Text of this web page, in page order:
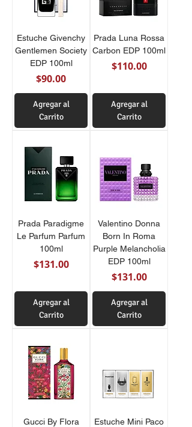
Estuche Givenchy
Gentlemen Society
EDP 100ml
Precio
$90.00
Agregar al
Carrito
Prada Luna Rossa
Carbon EDP 100ml
Precio
$110.00
Agregar al
Carrito
Prada Paradigme
Le Parfum Parfum
100ml
Precio
$131.00
Agregar al
Carrito
Valentino Donna
Born In Roma
Purple Melancholia
EDP 100ml
Precio
$131.00
Agregar al
Carrito
Gucci By Flora
Estuche Mini Paco